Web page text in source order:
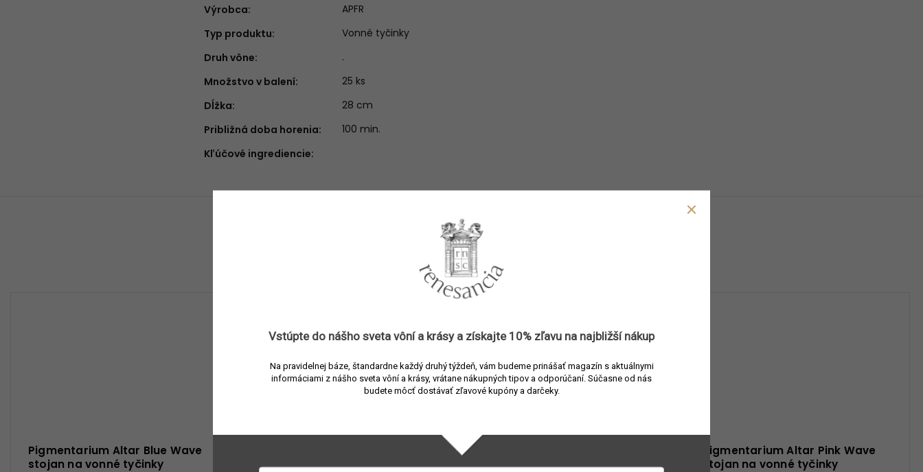
Výrobca:
APFR
Typ produktu:
Vonné tyčinky
Druh vône:
.
Množstvo v balení:
25 ks
Dĺžka:
28 cm
Približná doba horenia:
100 min.
Kľúčové ingrediencie:
Súvisiaci tovar
Pigmentarium Altar Blue Wave
stojan na vonné tyčinky
Wave stojan na vonné tyčinky
stojan na vonné tyčinky
Pigmentarium Altar Pink Wave
stojan na vonné tyčinky
Vstúpte do nášho sveta vôní a krásy a získajte 10% zľavu na najbližší nákup
Na pravidelnej báze, štandardne každý druhý týždeň, vám budeme prinášať magazín s aktuálnymi
informáciami z nášho sveta vôní a krásy, vrátane nákupných tipov a odporúčaní. Súčasne od nás
budete môcť dostávať zľavové kupóny a darčeky.